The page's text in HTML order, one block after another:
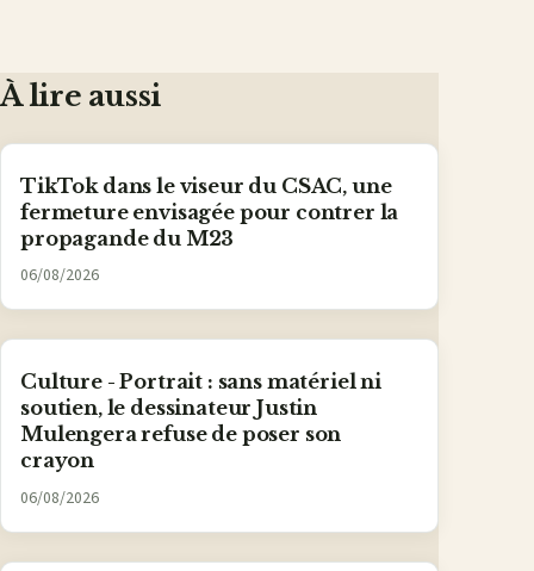
À lire aussi
TikTok dans le viseur du CSAC, une
fermeture envisagée pour contrer la
propagande du M23
06/08/2026
Culture - Portrait : sans matériel ni
soutien, le dessinateur Justin
Mulengera refuse de poser son
crayon
06/08/2026